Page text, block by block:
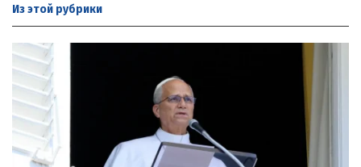
Из этой рубрики